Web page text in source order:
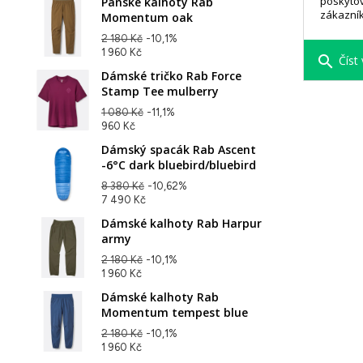
Momentum oak
2 180 Kč -10,1%
1 960 Kč
Dámské tričko Rab Force
Stamp Tee mulberry
1 080 Kč -11,1%
960 Kč
Dámský spacák Rab Ascent
-6°C dark bluebird/bluebird
8 380 Kč -10,62%
7 490 Kč
Dámské kalhoty Rab Harpur
army
2 180 Kč -10,1%
1 960 Kč
Dámské kalhoty Rab
Momentum tempest blue
2 180 Kč -10,1%
1 960 Kč
search Číst